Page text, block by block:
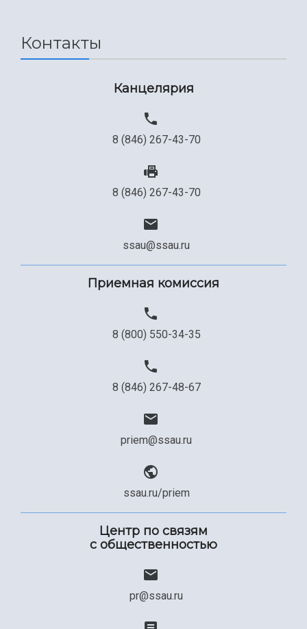
Контакты
Канцелярия
8 (846) 267-43-70
8 (846) 267-43-70
ssau@ssau.ru
Приемная комиссия
8 (800) 550-34-35
8 (846) 267-48-67
priem@ssau.ru
ssau.ru/priem
Центр по связям
с общественностью
pr@ssau.ru